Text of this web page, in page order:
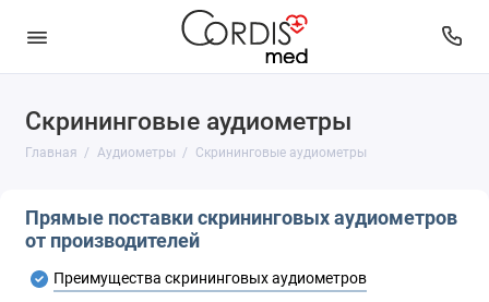
Скрининговые аудиометры
Главная Аудиометры Скрининговые аудиометры
Автоматизированные аудиометры
Каталоги производителей аудиометров
аудиометров
Прямые поставки скрининговых аудиометров
от производителей
Преимущества скрининговых аудиометров